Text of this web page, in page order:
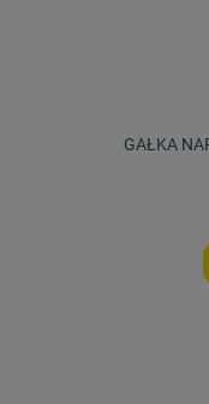
GAŁKA